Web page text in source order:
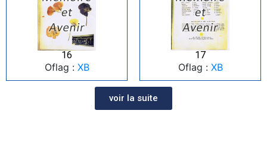
16
Oflag : XB
17
Oflag : XB
voir la suite